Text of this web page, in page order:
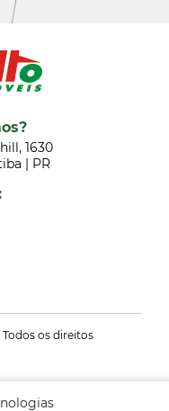
1630
| PR
os direitos